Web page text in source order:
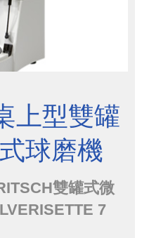
上型雙罐
球磨機
雙罐式微
7